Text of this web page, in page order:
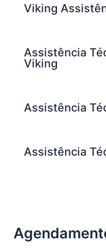
Viking
Assistência
Viking
Assistência
Assistência